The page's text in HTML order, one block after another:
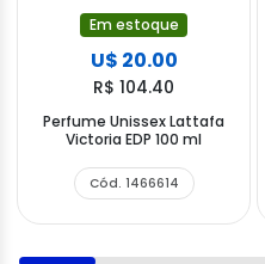
Em estoque
U$ 20.00
R$ 104.40
Perfume Unissex Lattafa
Victoria EDP 100 ml
Cód. 1466614